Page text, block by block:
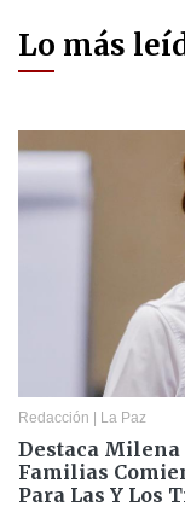
Lo más
Redacción La Paz
Destaca Milena
Familias
Para Las Y Los